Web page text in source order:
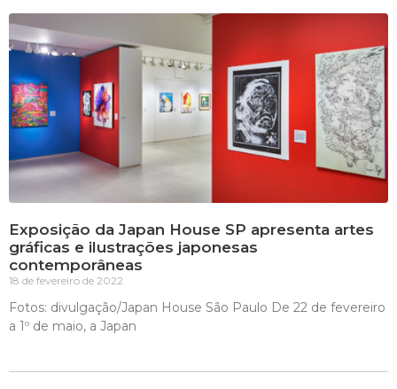
Exposição da Japan House SP apresenta artes
gráficas e ilustrações japonesas
contemporâneas
18 de fevereiro de 2022
Fotos: divulgação/Japan House São Paulo De 22 de fevereiro
a 1º de maio, a Japan